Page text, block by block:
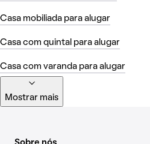
Casa mobiliada para alugar
Casa com quintal para alugar
Casa com varanda para alugar
Mostrar mais